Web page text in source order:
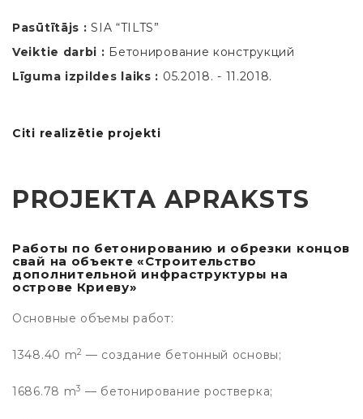
Pasūtītājs : SIA “TILTS”
Veiktie darbi : Бетонирование конструкций
Līguma izpildes laiks : 05.2018. - 11.2018.
Citi realizētie projekti
PROJEKTA APRAKSTS
Работы по бетонированию и обрезки концов
свай на объекте «Строительство
дополнительной инфраструктуры на
острове Криеву»
Основные объемы работ:
1348.40 m2 — создание бетонный основы;
1686.78 m3 — бетонирование ростверка;